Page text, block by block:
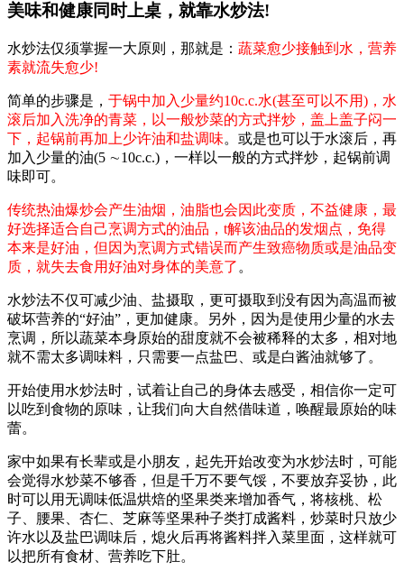
美味和健康同时上桌，就靠水炒法!
水炒法仅须掌握一大原则，那就是： 蔬菜愈少接触到水，营养
素就流失愈少!
简单的步骤是， 于锅中加入少量约10c.c.水(甚至可以不用)，水
滚后加入洗净的青菜，以一般炒菜的方式拌炒，盖上盖子闷一
下，起锅前再加上少许油和盐调味。或是也可以于水滚后，再
加入少量的油(5 ∼10c.c.)，一样以一般的方式拌炒，起锅前调
味即可。
传统热油爆炒会产生油烟，油脂也会因此变质，不益健康，最
好选择适合自己烹调方式的油品，t解该油品的发烟点，免得
本来是好油，但因为烹调方式错误而产生致癌物质或是油品变
质，就失去食用好油对身体的美意了 。
水炒法不仅可减少油、盐摄取，更可摄取到没有因为高温而被
破坏营养的“好油”，更加健康。另外，因为是使用少量的水去
烹调，所以蔬菜本身原始的甜度就不会被稀释的太多，相对地
就不需太多调味料，只需要一点盐巴、或是白酱油就够了。
开始使用水炒法时，试着让自己的身体去感受，相信你一定可
以吃到食物的原味，让我们向大自然借味道，唤醒最原始的味
蕾。
家中如果有长辈或是小朋友，起先开始改变为水炒法时，可能
会觉得水炒菜不够香，但是千万不要气馁，不要放弃妥协，此
时可以用无调味低温烘焙的坚果类来增加香气，将核桃、松
子、腰果、杏仁、芝麻等坚果种子类打成酱料，炒菜时只放少
许水以及盐巴调味后，熄火后再将酱料拌入菜里面，这样就可
以把所有食材、营养吃下肚。